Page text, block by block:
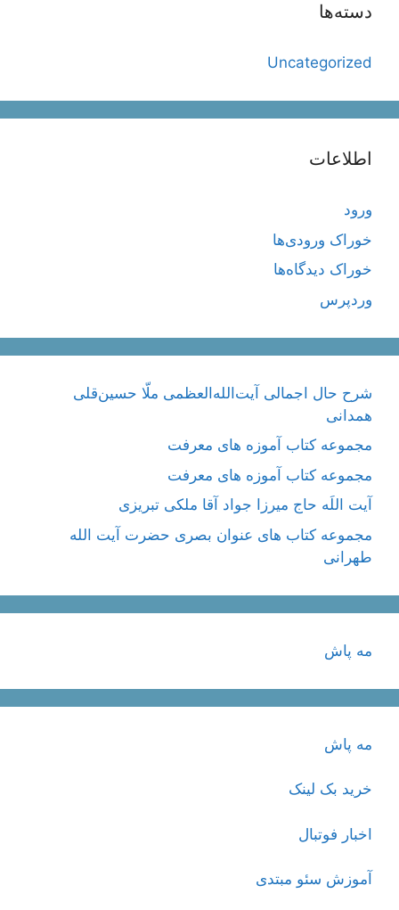
دسته‌ها
Uncategorized
اطلاعات
ورود
خوراک ورودی‌ها
خوراک دیدگاه‌ها
وردپرس
شرح حال اجمالی آیت‌الله‌العظمی ملّا حسین‌قلی
همدانی
مجموعه کتاب آموزه های معرفت
مجموعه کتاب آموزه های معرفت
آیت اللَه حاج میرزا جواد آقا ملکی تبریزی
مجموعه کتاب های عنوان بصری حضرت آیت الله
طهرانی
مه پاش
مه پاش
خرید بک لینک
اخبار فوتبال
آموزش سئو مبتدی